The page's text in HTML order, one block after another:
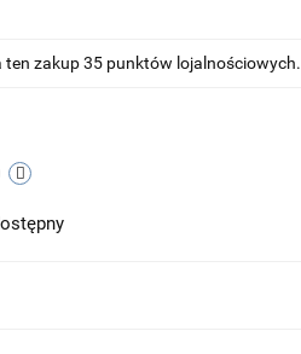
ten zakup 35 punktów lojalnościowych.